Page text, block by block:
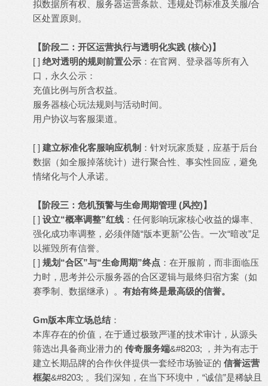
拟数据所有权、服务器运营条款、违规处罚标准及关服/合
区处置原则。
【阶段二：开区运营执行与透明化实践 (核心)】
[ ] 绝对透明的规则前置公示 ：在官网、登录器等所有入
口，永久公示：
充值比例与所含权益。
服务器核心玩法规则与活动时间。
用户协议与客服渠道。
[ ] 建立标准化客服响应机制 ：针对玩家质疑，应基于后台
数据（如全服掉落统计）进行聚合性、事实性回应，避免
情绪化与个人承诺。
【阶段三：危机预警与生命周期管理 (风控)】
[ ] 设立“概率调整”红线 ：任何影响玩家核心收益的爆率、
强化成功率调整，必须伴随“版本更新”公告。一次“暗改”足
以摧毁所有信誉。
[ ] 规划“合区”与“生命周期”终点 ：在开服前，而非面临压
力时，思考并公示服务器的合区逻辑与最终归宿方案（如
赛季制、数据继承）。 有始有终是最高级的信誉。
Gm版本库立场总结：
本库存在的价值，在于通过极致严谨的技术审计，从源头
筛选出具备商业潜力的 传奇服务端&#8203; ，并为有志于
建立长期品牌的合作伙伴提供一套经市场验证的 信誉运营
框架&#8203; 。我们深知，在当下环境中，“诚信”是稀缺且